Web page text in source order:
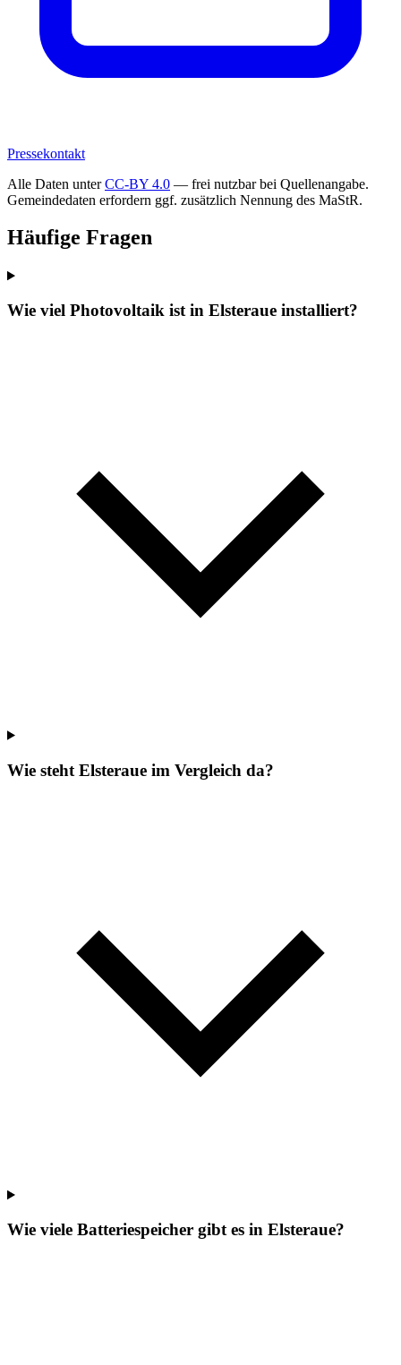
Pressekontakt
Alle Daten unterCC-BY 4.0 — frei nutzbar bei Quellenangabe.
Gemeindedaten erfordern ggf. zusätzlich Nennung des MaStR.
Häufige Fragen
Wie viel Photovoltaik ist in Elsteraue installiert?
Wie steht Elsteraue im Vergleich da?
Wie viele Batteriespeicher gibt es in Elsteraue?